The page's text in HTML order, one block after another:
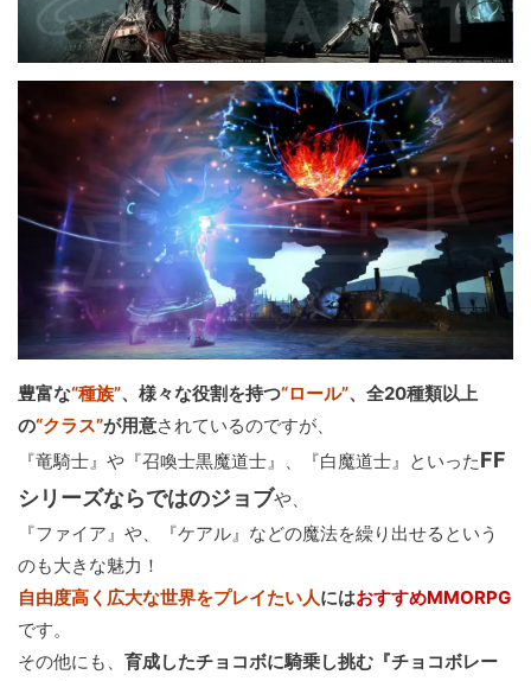
豊富な“種族”、様々な役割を持つ“ロール”、全20種類以上
の“クラス”が用意されているのですが、
『竜騎士』や『召喚士黒魔道士』、『白魔道士』といったFF
シリーズならではのジョブや、
『ファイア』や、『ケアル』などの魔法を繰り出せるという
のも大きな魅力！
自由度高く広大な世界をプレイたい人にはおすすめMMORPG
です。
その他にも、 育成したチョコボに騎乗し挑む『チョコボレー